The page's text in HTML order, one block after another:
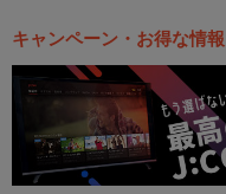
キャンペーン・お得な情報